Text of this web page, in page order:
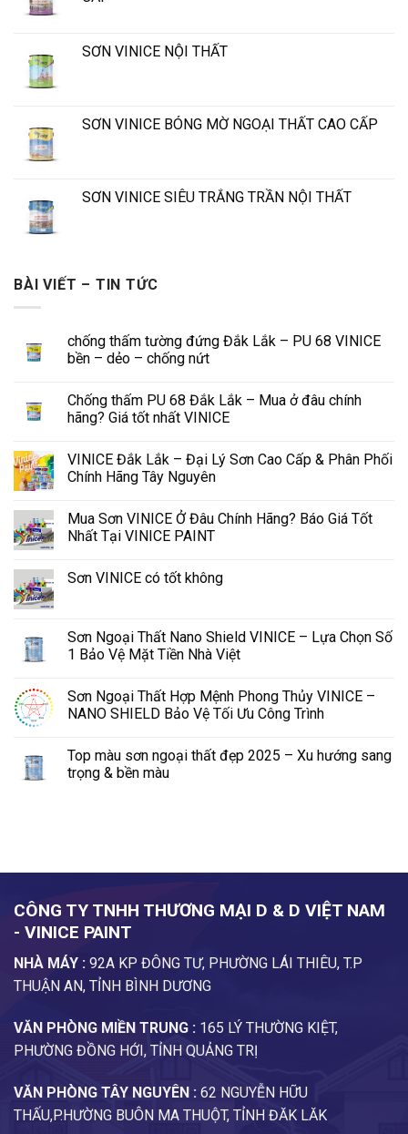
SƠN VINICE NỘI THẤT
SƠN VINICE BÓNG MỜ NGOẠI THẤT CAO CẤP
SƠN VINICE SIÊU TRẮNG TRẦN NỘI THẤT
BÀI VIẾT – TIN TỨC
chống thấm tường đứng Đắk Lắk – PU 68 VINICE
bền – dẻo – chống nứt
Chống thấm PU 68 Đắk Lắk – Mua ở đâu chính
hãng? Giá tốt nhất VINICE
VINICE Đắk Lắk – Đại Lý Sơn Cao Cấp & Phân Phối
Chính Hãng Tây Nguyên
Mua Sơn VINICE Ở Đâu Chính Hãng? Báo Giá Tốt
Nhất Tại VINICE PAINT
Sơn VINICE có tốt không
Sơn Ngoại Thất Nano Shield VINICE – Lựa Chọn Số
1 Bảo Vệ Mặt Tiền Nhà Việt
Sơn Ngoại Thất Hợp Mệnh Phong Thủy VINICE –
NANO SHIELD Bảo Vệ Tối Ưu Công Trình
Top màu sơn ngoại thất đẹp 2025 – Xu hướng sang
trọng & bền màu
CÔNG TY TNHH THƯƠNG MẠI D & D VIỆT NAM
- VINICE PAINT
NHÀ MÁY : 92A KP ĐÔNG TƯ, PHƯỜNG LÁI THIÊU, T.P
THUẬN AN, TỈNH BÌNH DƯƠNG
VĂN PHÒNG MIỀN TRUNG : 165 LÝ THƯỜNG KIỆT,
PHƯỜNG ĐỒNG HỚI, TỈNH QUẢNG TRỊ
VĂN PHÒNG TÂY NGUYÊN : 62 NGUYỄN HỮU
THẤU,P.HƯỜNG BUÔN MA THUỘT, TỈNH ĐĂK LĂK